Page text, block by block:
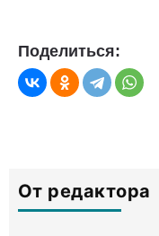
Поделиться:
От редактора